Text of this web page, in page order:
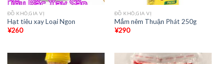
ĐỒ KHÔ,GIA VỊ
Hạt tiêu xay Loại Ngon
¥260
ĐỒ KHÔ,GIA VỊ
Mắm nêm Thuận Phát 250g
¥290